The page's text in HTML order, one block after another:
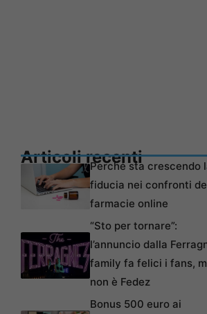
Articoli recentiPerché sta crescendo
fiducia nei confronti
farmacie online
“Sto per tornare”:
l’annuncio dalla
family fa felici i fans,
non è Fedez
Bonus 500 euro ai